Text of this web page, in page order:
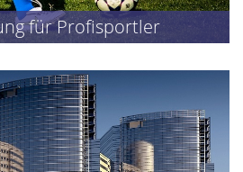
für Profisportler